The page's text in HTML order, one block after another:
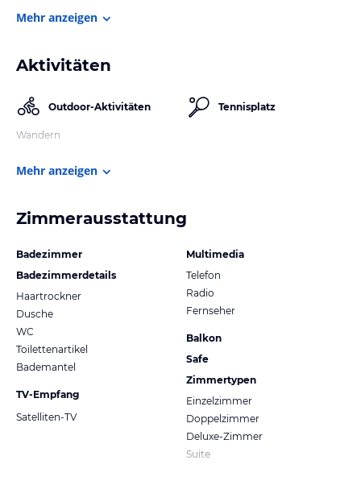
Mehr anzeigen
Aktivitäten
Outdoor-Aktivitäten
Wandern
Tennisplatz
Mehr anzeigen
Zimmerausstattung
Badezimmer
Badezimmerdetails
Haartrockner
Dusche
WC
Toilettenartikel
Bademantel
TV-Empfang
Satelliten-TV
Multimedia
Telefon
Radio
Fernseher
Balkon
Safe
Zimmertypen
Einzelzimmer
Doppelzimmer
Deluxe-Zimmer
Suite